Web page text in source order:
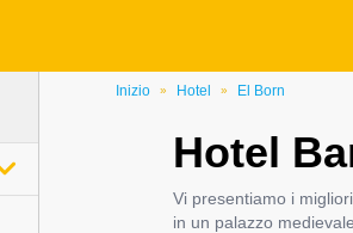
Inizio » Hotel » El Born
Hotel
Vi presentiamo i migliori
in un palazzo